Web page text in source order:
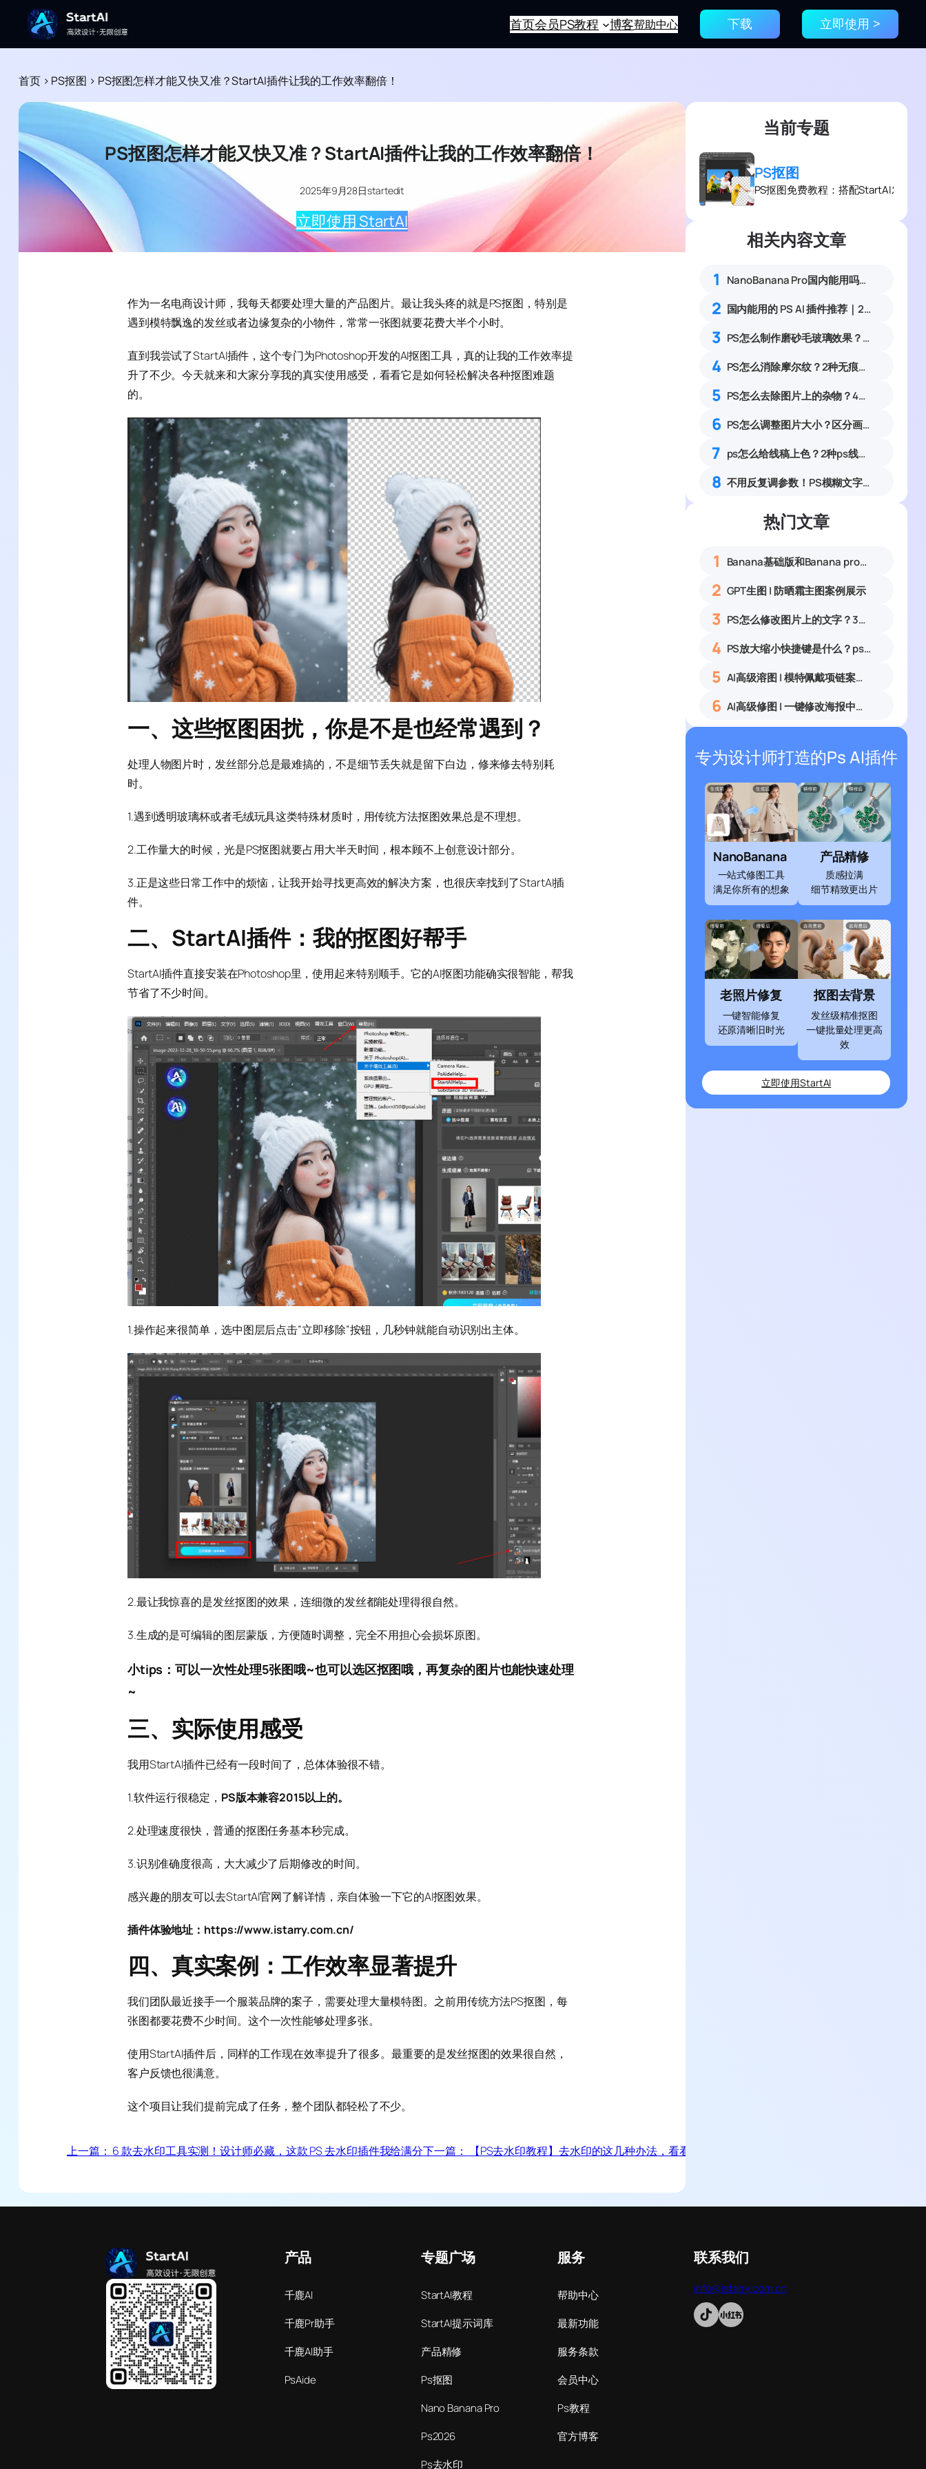
首页会员PS教程 博客帮助中心 下载 立即使用 >
首页 > PS抠图 > PS抠图怎样才能又快又准？StartAI插件让我的工作效率翻倍！
PS抠图怎样才能又快又准？StartAI插件让我的工作效率翻倍！
2025年9月28日startedit
立即使用 StartAI
作为一名电商设计师，我每天都要处理大量的产品图片。最让我头疼的就是PS抠图，特别是
遇到模特飘逸的发丝或者边缘复杂的小物件，常常一张图就要花费大半个小时。
直到我尝试了StartAI插件，这个专门为Photoshop开发的AI抠图工具，真的让我的工作效率提
升了不少。今天就来和大家分享我的真实使用感受，看看它是如何轻松解决各种抠图难题
的。
一、这些抠图困扰，你是不是也经常遇到？
处理人物图片时，发丝部分总是最难搞的，不是细节丢失就是留下白边，修来修去特别耗
时。
1.遇到透明玻璃杯或者毛绒玩具这类特殊材质时，用传统方法抠图效果总是不理想。
2.工作量大的时候，光是PS抠图就要占用大半天时间，根本顾不上创意设计部分。
3.正是这些日常工作中的烦恼，让我开始寻找更高效的解决方案，也很庆幸找到了StartAI插
件。
二、StartAI插件：我的抠图好帮手
StartAI插件直接安装在Photoshop里，使用起来特别顺手。它的AI抠图功能确实很智能，帮我
节省了不少时间。
1.操作起来很简单，选中图层后点击”立即移除”按钮，几秒钟就能自动识别出主体。
2.最让我惊喜的是发丝抠图的效果，连细微的发丝都能处理得很自然。
3.生成的是可编辑的图层蒙版，方便随时调整，完全不用担心会损坏原图。
小tips：可以一次性处理5张图哦~也可以选区抠图哦，再复杂的图片也能快速处理
~
三、实际使用感受
我用StartAI插件已经有一段时间了，总体体验很不错。
1.软件运行很稳定， PS版本兼容2015以上的。
2.处理速度很快，普通的抠图任务基本秒完成。
3.识别准确度很高，大大减少了后期修改的时间。
感兴趣的朋友可以去StartAI官网了解详情，亲自体验一下它的AI抠图效果。
插件体验地址：https://www.istarry.com.cn/
四、真实案例：工作效率显著提升
我们团队最近接手一个服装品牌的案子，需要处理大量模特图。之前用传统方法PS抠图，每
张图都要花费不少时间。这个一次性能够处理多张。
使用StartAI插件后，同样的工作现在效率提升了很多。最重要的是发丝抠图的效果很自然，
客户反馈也很满意。
这个项目让我们提前完成了任务，整个团队都轻松了不少。
上一篇： 6 款去水印工具实测！设计师必藏，这款 PS 去水印插件我给满分下一篇： 【PS去水印教程】去水印的这几种办法，看看你都掌握了吗
当前专题
PS抠图
PS抠图免费教程：搭配StartAI发丝
相关内容文章
1 NanoBanana Pro国内能用吗？Nano banana使用教程
2 国内能用的 PS AI 插件推荐｜2026 4款AI插件最新实测
3 PS怎么制作磨砂毛玻璃效果？6步零基础做出高级通透磨砂质感教程
4 PS怎么消除摩尔纹？2种无痕去除照片水波纹、条纹噪点教程
5 PS怎么去除图片上的杂物？4种无痕去除画面多余物体实操教程
6 PS怎么调整图片大小？区分画布大小与图像大小新手指南
7 ps怎么给线稿上色？2种ps线稿上色方法对比
8 不用反复调参数！PS模糊文字高清修复方法
热门文章
1 Banana基础版和Banana pro区别对比丨具体案例应用+使用教程
2 GPT生图 | 防晒霜主图案例展示
3 PS怎么修改图片上的文字？3种无痕改字方法，新手也能搞定
4 PS放大缩小快捷键是什么？ps怎么把图片拉大拉小？
5 AI高级溶图 | 模特佩戴项链案例展示
6 AI高级修图 | 一键修改海报中的文字
专为设计师打造的Ps AI插件
NanoBanana
一站式修图工具
满足你所有的想象
产品精修
质感拉满
细节精致更出片
老照片修复
一键智能修复
还原清晰旧时光
抠图去背景
发丝级精准抠图
一键批量处理更高
效
立即使用StartAI
产品
千鹿AI
千鹿Pr助手
千鹿AI助手
PsAide
专题广场
StartAI教程
StartAI提示词库
产品精修
Ps抠图
Nano Banana Pro
Ps2026
Ps去水印
服务
帮助中心
最新功能
服务条款
会员中心
Ps教程
官方博客
联系我们
info@istarry.com.cn